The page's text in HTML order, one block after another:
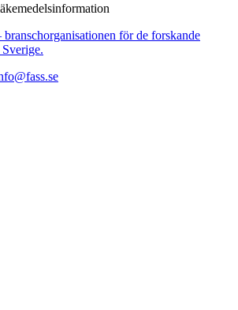
för de forskande